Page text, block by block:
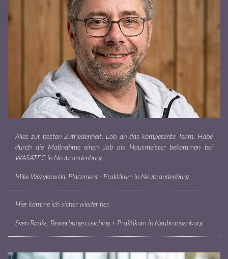
Alles zur besten Zufriedenheit. Lob an das kompetente Team. Habe
durch die Maßnahme einen Job als Hausmeister bekommen bei
WASATEC in Neubrandenburg.
Mike Wezykowski, Placement - Praktikum in Neubrandenburg
Hier komme ich sicher wieder her.
Sven Radke, Bewerbungscoaching + Praktikum in Neubrandenburg